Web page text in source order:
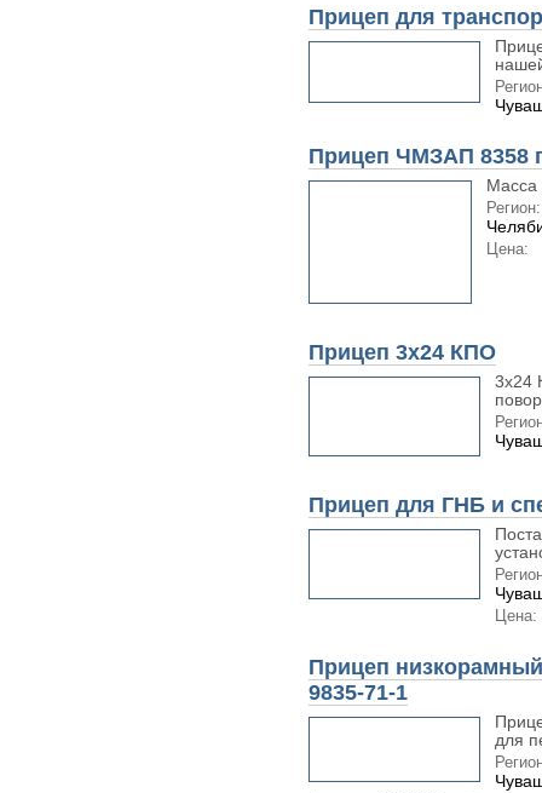
Прицеп для
Прицеп ЧМЗАП 8358
Масса
Регион:
Цена:
Прицеп 3х24 КПО
3х24
Прицеп для ГНБ и
Цена:
Прицеп
9835-71-1
для